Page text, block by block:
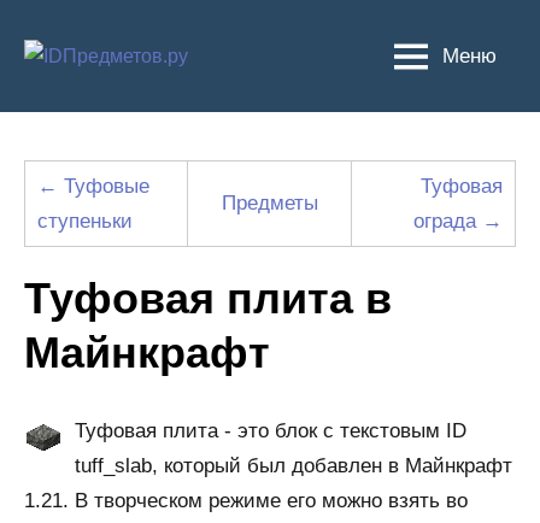
Меню
← Туфовые
ступеньки
Предметы
Туфовая
ограда →
Туфовая плита в
Майнкрафт
Туфовая плита - это блок с текстовым ID
tuff_slab, который был добавлен в Майнкрафт
1.21. В творческом режиме его можно взять во